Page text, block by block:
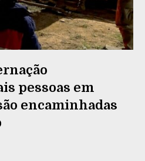
pessoas em
encaminhadas